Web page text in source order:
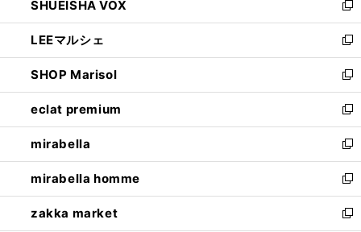
で
開
く
ド
ウ
で
開
く
ィ
ン
ド
ウ
で
開
く
い
ウ
ィ
ン
ド
ウ
で
開
く
SHUEISHA VOX
新
し
い
ウ
ィ
ン
ド
ウ
で
開
く
LEEマルシェ
新
し
い
ウ
ィ
ン
ド
ウ
で
開
く
SHOP Marisol
新
し
い
ウ
ィ
ン
ド
ウ
で
eclat premium
新
し
い
ウ
ィ
ン
ド
mirabella
新
し
い
ウ
ィ
mirabella homme
新
し
い
zakka market
新